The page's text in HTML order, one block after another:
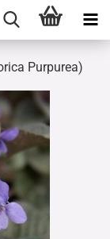
Purpurea)